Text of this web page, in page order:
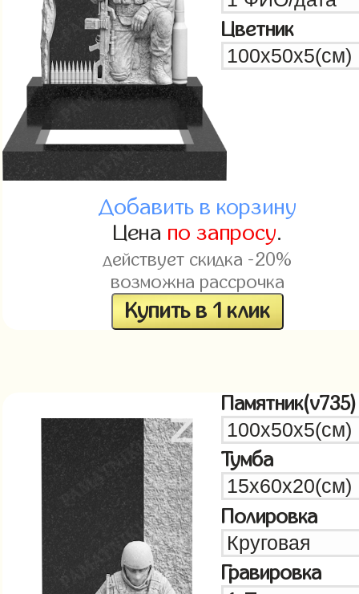
Цветник
Добавить в корзину
Цена по запросу.
действует скидка -20%
возможна рассрочка
Купить в 1 клик
Памятник(v735)
Тумба
Полировка
Гравировка